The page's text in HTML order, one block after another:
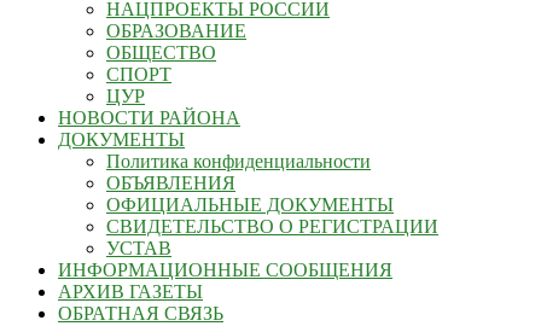
НАЦПРОЕКТЫ РОССИИ
ОБРАЗОВАНИЕ
ОБЩЕСТВО
СПОРТ
ЦУР
НОВОСТИ РАЙОНА
ДОКУМЕНТЫ
Политика конфиденциальности
ОБЪЯВЛЕНИЯ
ОФИЦИАЛЬНЫЕ ДОКУМЕНТЫ
СВИДЕТЕЛЬСТВО О РЕГИСТРАЦИИ
УСТАВ
ИНФОРМАЦИОННЫЕ СООБЩЕНИЯ
АРХИВ ГАЗЕТЫ
ОБРАТНАЯ СВЯЗЬ